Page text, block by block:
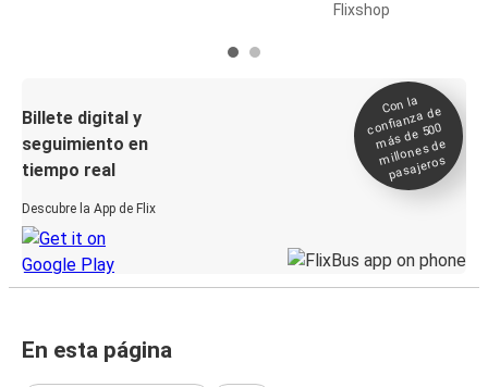
Flixshop
Billete digital y
seguimiento en
tiempo real
Descubre la App de Flix
Con la
confianza de
más de 500
millones de
pasajeros
En esta página